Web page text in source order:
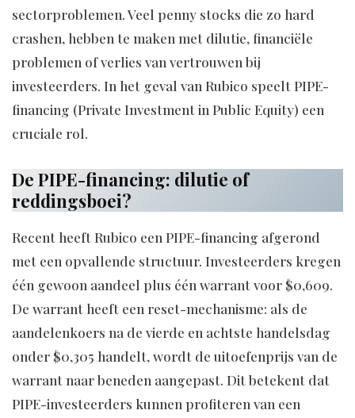
sectorproblemen. Veel penny stocks die zo hard
crashen, hebben te maken met dilutie, financiële
problemen of verlies van vertrouwen bij
investeerders. In het geval van Rubico speelt PIPE-
financing (Private Investment in Public Equity) een
cruciale rol.
De PIPE-financing: dilutie of
reddingsboei?
Recent heeft Rubico een PIPE-financing afgerond
met een opvallende structuur. Investeerders kregen
één gewoon aandeel plus één warrant voor $0,609.
De warrant heeft een reset-mechanisme: als de
aandelenkoers na de vierde en achtste handelsdag
onder $0,305 handelt, wordt de uitoefenprijs van de
warrant naar beneden aangepast. Dit betekent dat
PIPE-investeerders kunnen profiteren van een